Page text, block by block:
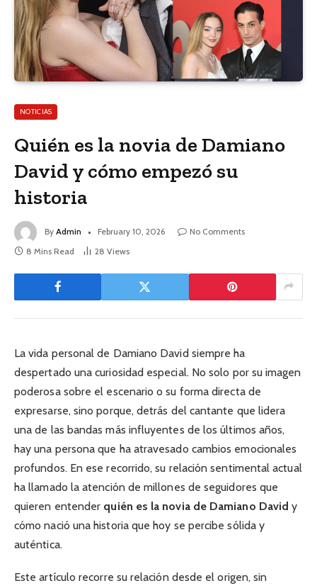
NOTICIAS
Quién es la novia de Damiano
David y cómo empezó su
historia
By Admin February 10, 2026
No Comments
8 Mins Read
28 Views
La vida personal de Damiano David siempre ha
despertado una curiosidad especial. No solo por su imagen
poderosa sobre el escenario o su forma directa de
expresarse, sino porque, detrás del cantante que lidera
una de las bandas más influyentes de los últimos años,
hay una persona que ha atravesado cambios emocionales
profundos. En ese recorrido, su relación sentimental actual
ha llamado la atención de millones de seguidores que
quieren entender quién es la novia de Damiano David y
cómo nació una historia que hoy se percibe sólida y
auténtica.
Este artículo recorre su relación desde el origen, sin